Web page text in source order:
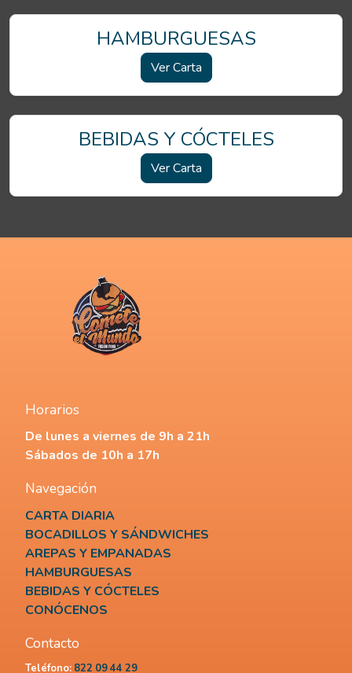
HAMBURGUESAS
Ver Carta
BEBIDAS Y CÓCTELES
Ver Carta
Horarios
De lunes a viernes de 9h a 21h
Sábados de 10h a 17h
Navegación
CARTA DIARIA
BOCADILLOS Y SÁNDWICHES
AREPAS Y EMPANADAS
HAMBURGUESAS
BEBIDAS Y CÓCTELES
CONÓCENOS
Contacto
Teléfono: 822 09 44 29